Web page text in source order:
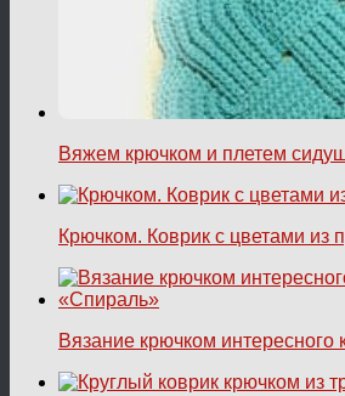
Вяжем крючком и плетем
Крючком. Коврик с цветами из
Вязание крючком интересного